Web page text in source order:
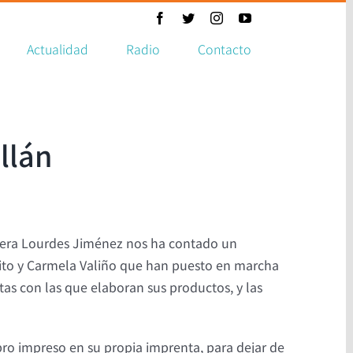
Facebook
TwitterInstagramYouTube
Actualidad Radio Contacto
Lourdes Jiménez nos ha contado un
y Carmela Valiño que han puesto en marcha
con las que elaboran sus productos, y las
impreso en su propia imprenta, para dejar de